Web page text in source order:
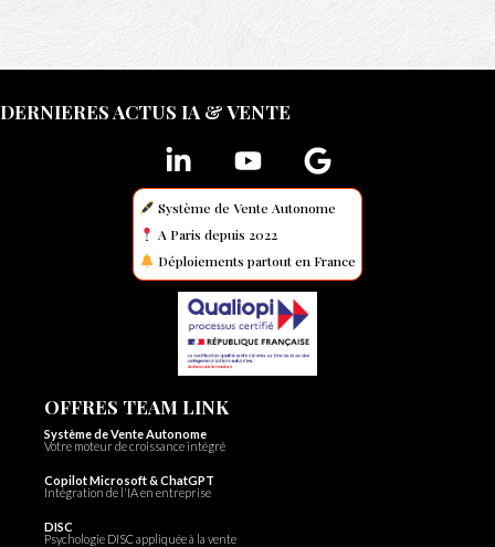
DERNIERES ACTUS IA & VENTE
Système de Vente Autonome
A Paris depuis 2022
Déploiements partout en France
OFFRES TEAM LINK
Système de Vente Autonome
Votre moteur de croissance intégré
Copilot Microsoft & ChatGPT
Intégration de l'IA en entreprise
DISC
Psychologie DISC appliquée à la vente